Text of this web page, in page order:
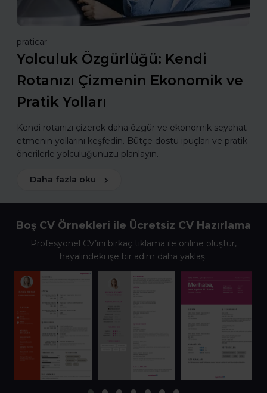
praticar
Yolculuk Özgürlüğü: Kendi
Rotanızı Çizmenin Ekonomik ve
Pratik Yolları
Kendi rotanızı çizerek daha özgür ve ekonomik seyahat
etmenin yollarını keşfedin. Bütçe dostu ipuçları ve pratik
önerilerle yolculuğunuzu planlayın.
Daha fazla oku
Boş CV Örnekleri ile Ücretsiz CV Hazırlama
Profesyonel CV’ini birkaç tıklama ile online oluştur,
hayalindeki işe bir adım daha yaklaş.